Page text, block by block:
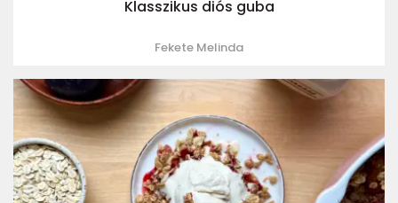
Klasszikus diós guba
Fekete Melinda